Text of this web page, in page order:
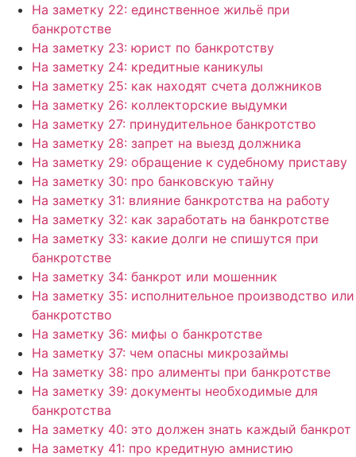
На заметку 22: единственное жильё при
банкротстве
На заметку 23: юрист по банкротству
На заметку 24: кредитные каникулы
На заметку 25: как находят счета должников
На заметку 26: коллекторские выдумки
На заметку 27: принудительное банкротство
На заметку 28: запрет на выезд должника
На заметку 29: обращение к судебному приставу
На заметку 30: про банковскую тайну
На заметку 31: влияние банкротства на работу
На заметку 32: как заработать на банкротстве
На заметку 33: какие долги не спишутся при
банкротстве
На заметку 34: банкрот или мошенник
На заметку 35: исполнительное производство или
банкротство
На заметку 36: мифы о банкротстве
На заметку 37: чем опасны микрозаймы
На заметку 38: про алименты при банкротстве
На заметку 39: документы необходимые для
банкротства
На заметку 40: это должен знать каждый банкрот
На заметку 41: про кредитную амнистию